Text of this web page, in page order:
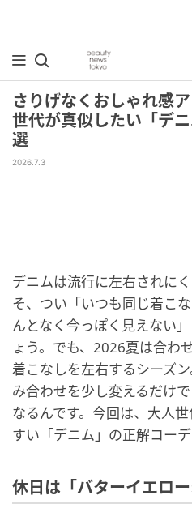
さりげなくおしゃれ感
世代が真似したい「デ
選
2026.7.3
デニムは流行に左右されに
そ、つい「いつも同じ着こ
んとなく今っぽく見えない
ょう。でも、2026夏は合わ
着こなしを左右するシーズ
み合わせを少し変えるだけ
なるんです。今回は、大人
すい「デニム」の正解コーデ
休日は「バターイエロ